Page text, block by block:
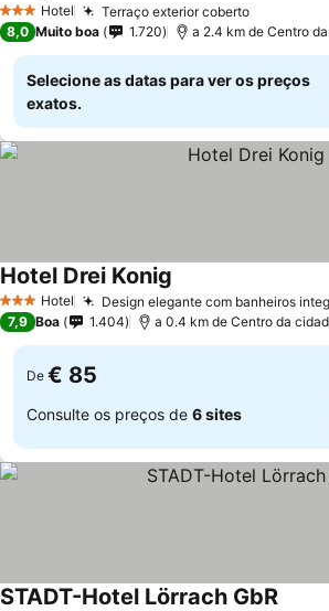
3 EstrelasHotel Terraço exterior coberto
8,0 Muito boa 1.720 a 2.4 km de Centro
Selecione as datas para ver os preços
exatos.
3 EstrelasHotel Design elegante com banheiros
Hotel Drei Konig
7,9 Boa 1.404 a 0.4 km de Centro da
De € 85
Consulte os preços de 6 sites
STADT-Hotel Lörrach GbR